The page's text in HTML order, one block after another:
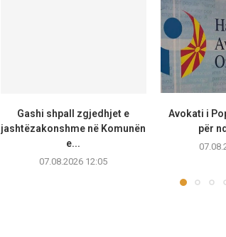
Gashi shpall zgjedhjet e
jashtëzakonshme në Komunën
e...
07.08.2026 12:05
Avokati i
për